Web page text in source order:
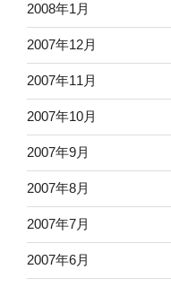
2008年1月
2007年12月
2007年11月
2007年10月
2007年9月
2007年8月
2007年7月
2007年6月